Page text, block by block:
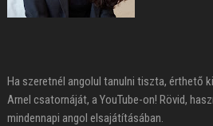
Ha szeretnél angolul tanulni tiszta, érthető
Arnel csatornáját, a YouTube-on! Rövid,
mindennapi angol elsajátításában.